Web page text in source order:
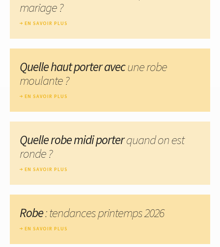
mariage ?
EN SAVOIR PLUS
Quelle haut porter avecune robe
moulante ?
EN SAVOIR PLUS
Quelle robe midi porterquand on est
ronde ?
EN SAVOIR PLUS
Robe: tendances printemps 2026
EN SAVOIR PLUS